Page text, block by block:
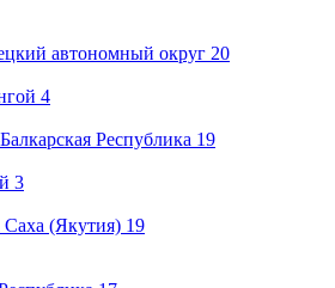
автономный округ 20
4
Республика 19
3
Саха (Якутия) 19